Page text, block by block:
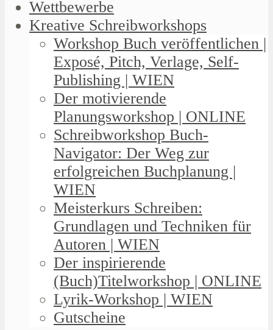
Wettbewerbe
Kreative Schreibworkshops
Workshop Buch veröffentlichen |
Exposé, Pitch, Verlage, Self-
Publishing | WIEN
Der motivierende
Planungsworkshop | ONLINE
Schreibworkshop Buch-
Navigator: Der Weg zur
erfolgreichen Buchplanung |
WIEN
Meisterkurs Schreiben:
Grundlagen und Techniken für
Autoren | WIEN
Der inspirierende
(Buch)Titelworkshop | ONLINE
Lyrik-Workshop | WIEN
Gutscheine